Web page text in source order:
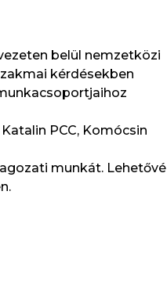
belül nemzetközi
kérdésekben
PCC, Komócsin
munkát. Lehetővé